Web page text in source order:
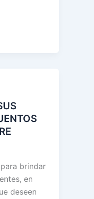
brindar
en
deseen